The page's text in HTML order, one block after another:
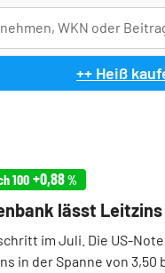
++ Heiß
100 +0,88%
lässt
im Juli. Die US-
in der Spanne von 3,50